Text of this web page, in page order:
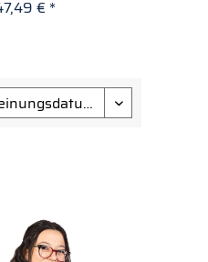
€ *